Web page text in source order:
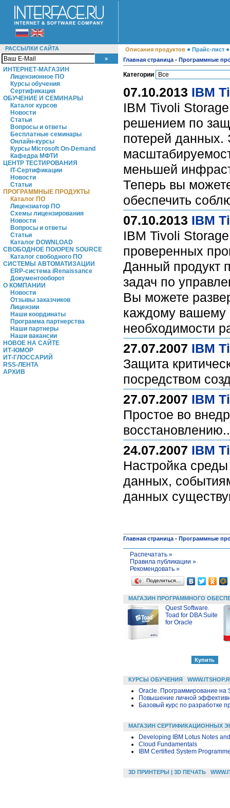
РАССЫЛКИ САЙТА
ИНТЕРНЕТ-МАГАЗИН
Лицензионное ПО
Курсы обучения
Сертификация
ОБУЧЕНИЕ И СЕМИНАРЫ
Каталог курсов
Новости
Статьи
Вопросы и ответы
Бесплатные семинары
Онлайн-курсы
Курсы Microsoft On-Demand
Кафедра МФТИ
ЦЕНТР ТЕСТИРОВАНИЯ
IT-Сертификации
Новости
Статьи
ПРОГРАММНЫЕ ПРОДУКТЫ
Каталог ПО
Лицензиатор ПО
Схемы лицензирования
Новости
Вопросы и ответы
Статьи
Каталог DOWNLOAD
СВОБОДНОЕ ПО/OPEN SOURCE
Каталог свободного ПО
СИСТЕМЫ АВТОМАТИЗАЦИИ
ERP-система iRenaissance
Документооборот
О КОМПАНИИ
Новости
Отзывы заказчиков
Лицензии
Наши координаты
Программа партнерства
Наши партнеры
Наши вакансии
НОВОЕ НА САЙТЕ
ИТ-ЮМОР
ИТ-ГЛОССАРИЙ
RSS-ЛЕНТА
АРХИВ
Описания продуктов ● Прайс-лист
Главная страница - Программные
Категории
07.10.2013 IBM
IBM Tivoli
решением по
потерей данных.
меньшей
Теперь вы
обеспечить
07.10.2013 IBM
IBM Tivoli
проверенных
Данный продукт
задач по
Вы можете
каждому вашему
необходимости
27.07.2007 IBM
Защита
посредством
27.07.2007 IBM
Простое во
24.07.2007 IBM
Настройка
данных,
данных
Главная страница - Программные
Распечатать »
Правила публикации »
Рекомендовать »
Поделиться…
МАГАЗИН ПРОГРАММНОГО
Quest Software.
Toad for DBA Suite
for Oracle
КУРСЫ ОБУЧЕНИЯ
Oracle. Программирование на
Повышение личной
Базовый курс по разработке
МАГАЗИН СЕРТИФИКАЦИОННЫХ
Developing IBM Lotus Notes
Cloud Fundamentals
IBM Certified System
3D ПРИНТЕРЫ | 3D ПЕЧАТЬ